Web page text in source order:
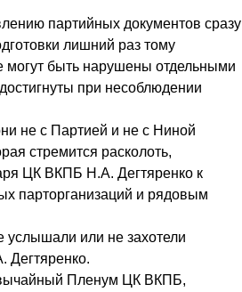
партийных документов сразу
лишний раз тому
быть нарушены отдельными
при несоблюдении
не с Партией и не с Ниной
стремится расколоть,
ЦК ВКПБ Н.А. Дегтяренко к
парторганизаций и рядовым
или не захотели
Дегтяренко.
Пленум ЦК ВКПБ,